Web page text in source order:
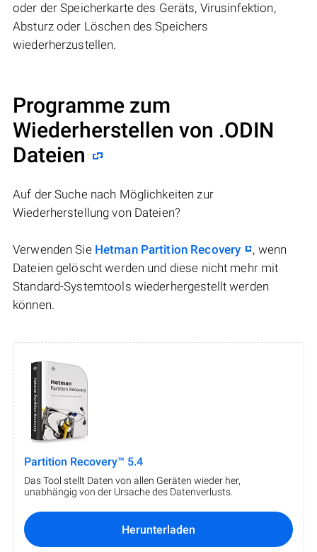
oder der Speicherkarte des Geräts, Virusinfektion,
Absturz oder Löschen des Speichers
wiederherzustellen.
Programme zum
Wiederherstellen von .ODIN
Dateien
Auf der Suche nach Möglichkeiten zur
Wiederherstellung von Dateien?
Verwenden Sie Hetman Partition Recovery
, wenn
Dateien gelöscht werden und diese nicht mehr mit
Standard-Systemtools wiederhergestellt werden
können.
Partition Recovery™ 5.4
Das Tool stellt Daten von allen Geräten wieder her,
unabhängig von der Ursache des Datenverlusts.
Herunterladen